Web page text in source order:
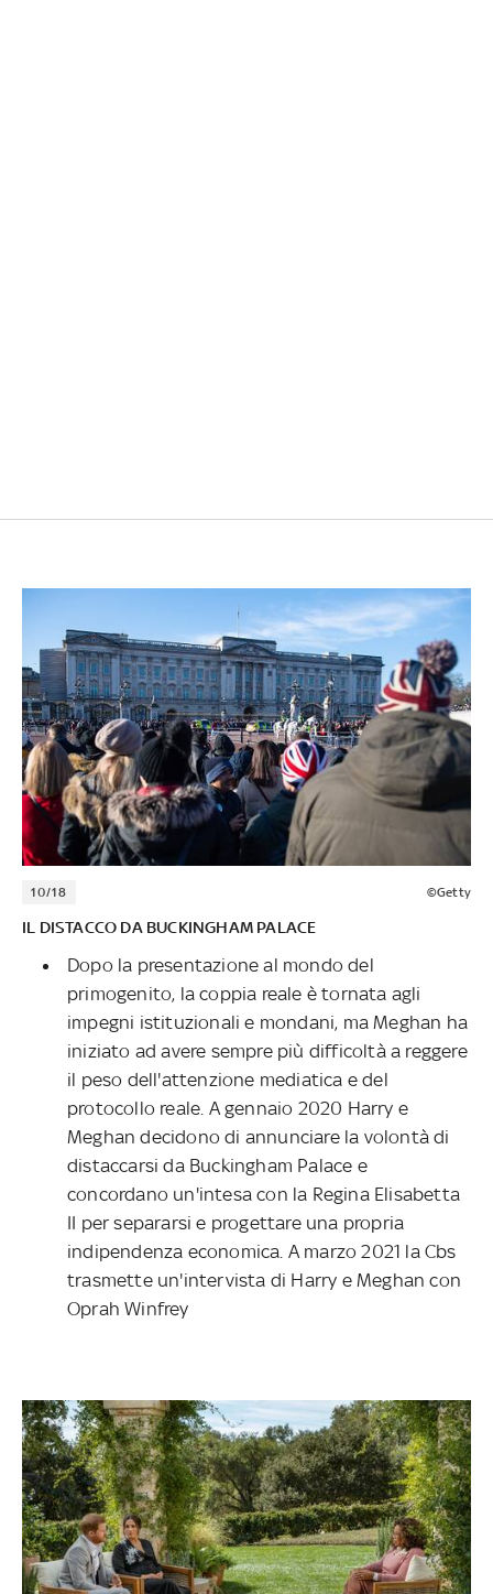
10/18 ©Getty
IL DISTACCO DA BUCKINGHAM PALACE
Dopo la presentazione al mondo del
primogenito, la coppia reale è tornata agli
impegni istituzionali e mondani, ma Meghan ha
iniziato ad avere sempre più difficoltà a reggere
il peso dell'attenzione mediatica e del
protocollo reale. A gennaio 2020 Harry e
Meghan decidono di annunciare la volontà di
distaccarsi da Buckingham Palace e
concordano un'intesa con la Regina Elisabetta
II per separarsi e progettare una propria
indipendenza economica. A marzo 2021 la Cbs
trasmette un'intervista di Harry e Meghan con
Oprah Winfrey